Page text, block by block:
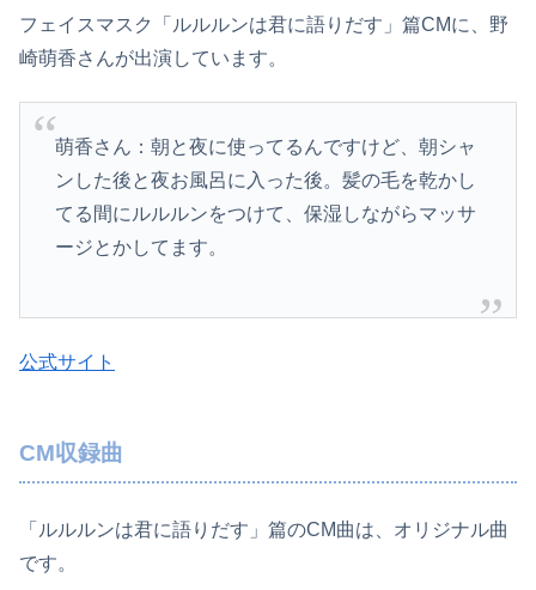
フェイスマスク「ルルルンは君に語りだす」篇CMに、野
崎萌香さんが出演しています。
萌香さん：朝と夜に使ってるんですけど、朝シャ
ンした後と夜お風呂に入った後。髪の毛を乾かし
てる間にルルルンをつけて、保湿しながらマッサ
ージとかしてます。
公式サイト
CM収録曲
「ルルルンは君に語りだす」篇のCM曲は、オリジナル曲
です。